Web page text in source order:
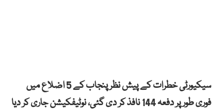
سیکیورٹی خطرات کے پیش نظر پنجاب کے 5 اضلاع میں
فوری طور پر دفعہ 144 نافذ کر دی گئی، نوٹیفکیشن جاری کر دیا